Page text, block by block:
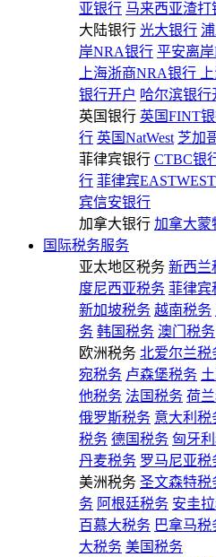
亚银行 马来西亚渣打
大陆银行 光大银行
岸NRA银行 平安离
上海浙商NRA银行
银行开户 哈尔滨银行
英国银行 英国FINT
行 英国NatWest 芝加
菲律宾银行 CTBC银
行 菲律宾
宾信安银行
加拿大银行 加拿大蒙
国际税务服务
亚太地区税务 新西兰
度尼西亚税务 菲律宾
新加坡税务 越南税务
务 韩国税务 澳门税务
欧洲税务 北爱尔兰税
宛税务 卢森堡税务
他税务 法国税务 荷
俄罗斯税务 意大利税
税务 德国税务 匈牙
丹麦税务 罗马尼亚税
美洲税务 圣文森特税
务 阿根廷税务 安圭
百慕大税务 巴拿马税
大税务 美国税务